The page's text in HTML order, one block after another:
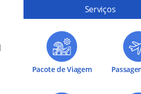
Serviços
Pacote de Viagem